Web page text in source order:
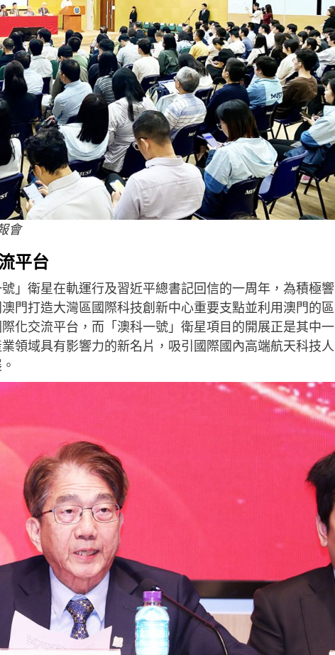
會
平台
」衛星在軌運行及習近平總書記回信的一周年，為積極響
門打造大灣區國際科技創新中心重要支點並利用澳門的區
化交流平台，而「澳科一號」衛星項目的開展正是其中一
領域具有影響力的新名片，吸引國際國內高端航天科技人